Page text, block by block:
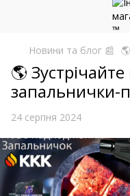
Новини та блог 📰
🌎 Зустрічайте
запальнички-
24 серпня 2024